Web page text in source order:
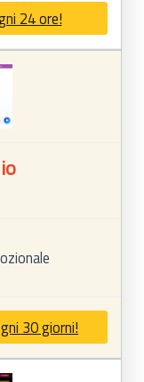
24 ore!
30 giorni!